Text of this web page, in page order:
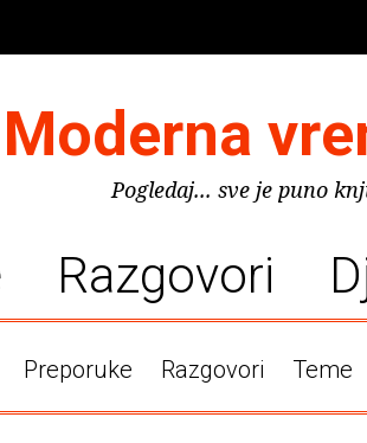
Moderna
Pogledaj... sve je puno
Razgovori
Preporuke Razgovori Teme